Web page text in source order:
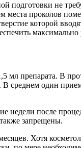
подготовки не
места проколов
которой
мл препарата. В
среднем один
недели после
запрещены.
Хотя